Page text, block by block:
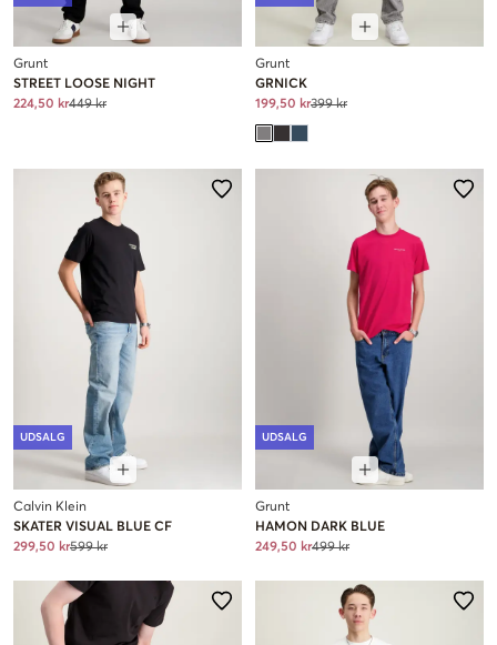
Grunt
STREET LOOSE NIGHT
224,50 kr449 kr
Grunt
GRNICK
199,50 kr399 kr
UDSALG
Calvin Klein
SKATER VISUAL BLUE CF
299,50 kr599 kr
UDSALG
Grunt
HAMON DARK BLUE
249,50 kr499 kr